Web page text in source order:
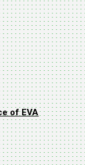
of EVA